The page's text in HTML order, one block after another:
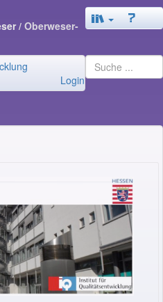
/ Oberweser-
Login